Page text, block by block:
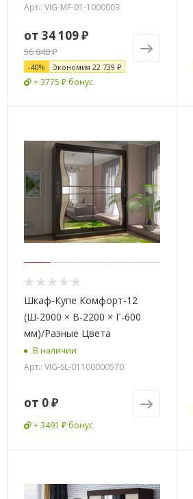
Арт.: VIG-MF-01-1000003
от 34 109 ₽
56 848 ₽
-40% Экономия 22 739 ₽
+ 3775 ₽ бонус
Шкаф-Купе Комфорт-12
(Ш-2000 × В-2200 × Г-600
мм)/Разные Цвета
В наличии
Арт.: VIG-SL-01100000570
от 0 ₽
+ 3491 ₽ бонус